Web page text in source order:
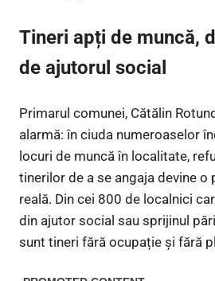
Tineri apți de muncă,
de ajutorul social
Primarul comunei, Cătălin
alarmă: în ciuda numeroaselor
locuri de muncă în localitate,
tinerilor de a se angaja devine o
reală. Din cei 800 de localnici
din ajutor social sau sprijinul
sunt tineri fără ocupație și fără